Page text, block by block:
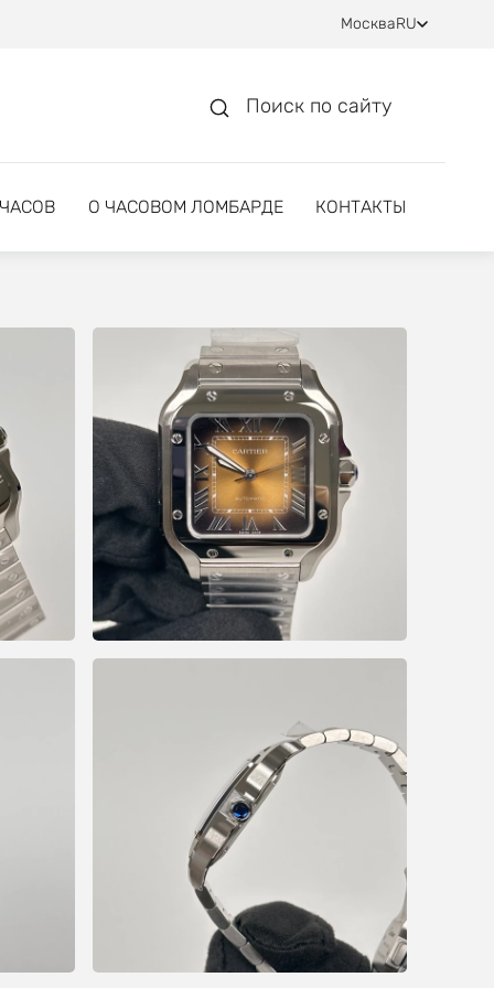
МоскваRU
Поиск по сайту
О ЧАСОВОМ ЛОМБАРДЕ КОНТАКТЫ